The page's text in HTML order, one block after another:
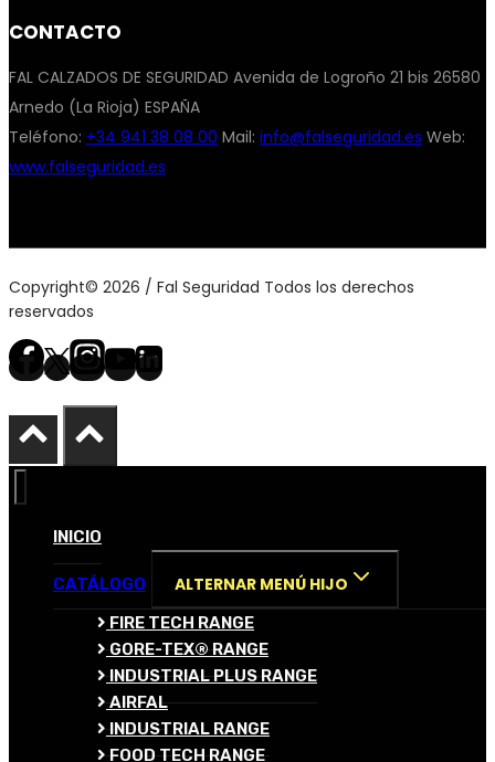
CONTACTO
FAL CALZADOS DE SEGURIDAD Avenida de Logroño 21 bis 26580
Arnedo (La Rioja) ESPAÑA
Teléfono: +34 941 38 08 00 Mail: info@falseguridad.es Web:
www.falseguridad.es
Copyright© 2026 / Fal Seguridad Todos los derechos
reservados
INICIO
CATÁLOGO ALTERNAR MENÚ HIJO
FIRE TECH RANGE
GORE-TEX® RANGE
INDUSTRIAL PLUS RANGE
AIRFAL
INDUSTRIAL RANGE
FOOD TECH RANGE